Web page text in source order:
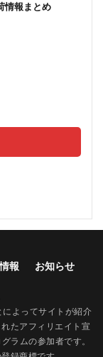
情報まとめ
報 お知らせ
よってサイトが紹介
たアフィリエイト宣
ラムの参加者です。